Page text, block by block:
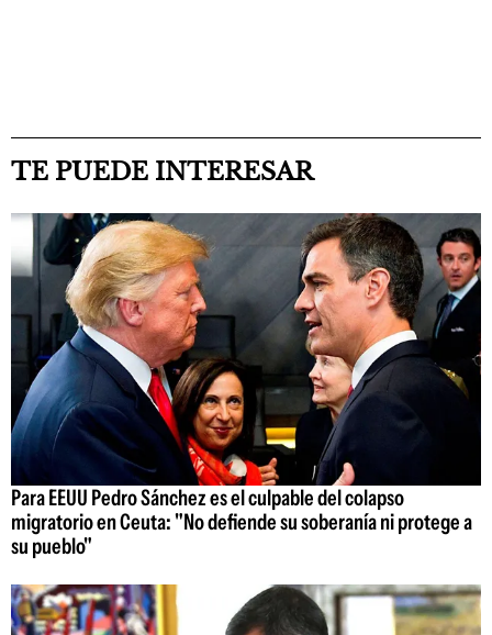
TE PUEDE INTERESAR
Para EEUU Pedro Sánchez es el culpable del colapso
migratorio en Ceuta: "No defiende su soberanía ni protege a
su pueblo"